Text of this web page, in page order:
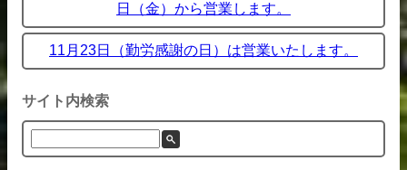
日（金）から営業します。
11月23日（勤労感謝の日）は営業いたします。
サイト内検索